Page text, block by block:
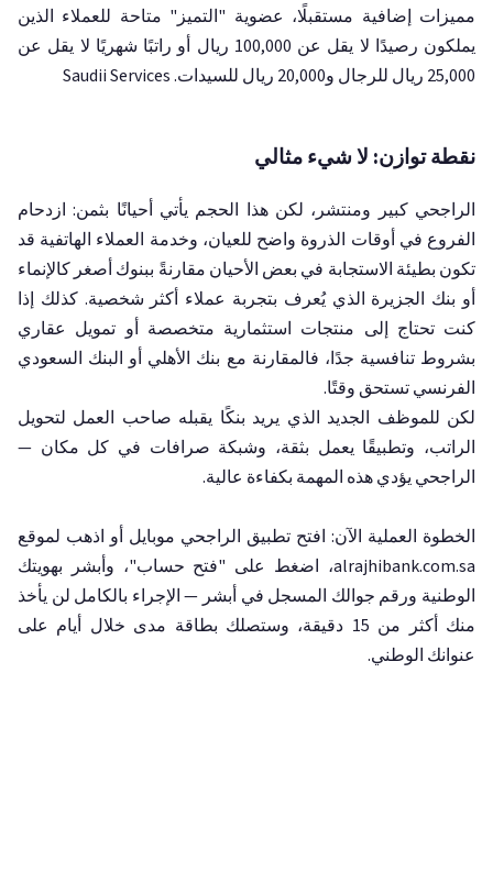
مميزات إضافية مستقبلًا، عضوية "التميز" متاحة للعملاء الذين
يملكون رصيدًا لا يقل عن 100,000 ريال أو راتبًا شهريًا لا يقل عن
25,000 ريال للرجال و20,000 ريال للسيدات. Saudii Services
نقطة توازن: لا شيء مثالي
الراجحي كبير ومنتشر، لكن هذا الحجم يأتي أحيانًا بثمن: ازدحام
الفروع في أوقات الذروة واضح للعيان، وخدمة العملاء الهاتفية قد
تكون بطيئة الاستجابة في بعض الأحيان مقارنةً ببنوك أصغر كالإنماء
أو بنك الجزيرة الذي يُعرف بتجربة عملاء أكثر شخصية. كذلك إذا
كنت تحتاج إلى منتجات استثمارية متخصصة أو تمويل عقاري
بشروط تنافسية جدًا، فالمقارنة مع بنك الأهلي أو البنك السعودي
الفرنسي تستحق وقتًا.
لكن للموظف الجديد الذي يريد بنكًا يقبله صاحب العمل لتحويل
الراتب، وتطبيقًا يعمل بثقة، وشبكة صرافات في كل مكان —
الراجحي يؤدي هذه المهمة بكفاءة عالية.
الخطوة العملية الآن: افتح تطبيق الراجحي موبايل أو اذهب لموقع
alrajhibank.com.sa، اضغط على "فتح حساب"، وأبشر بهويتك
الوطنية ورقم جوالك المسجل في أبشر — الإجراء بالكامل لن يأخذ
منك أكثر من 15 دقيقة، وستصلك بطاقة مدى خلال أيام على
عنوانك الوطني.